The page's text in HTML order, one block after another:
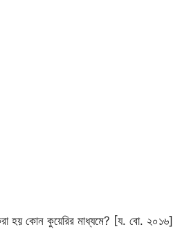
হয় কোন কুয়েরির মাধ্যমে? [য. বো. ২০১৬]